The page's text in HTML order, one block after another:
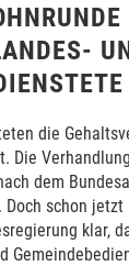
die
Die
dem
Doch schon
klar,